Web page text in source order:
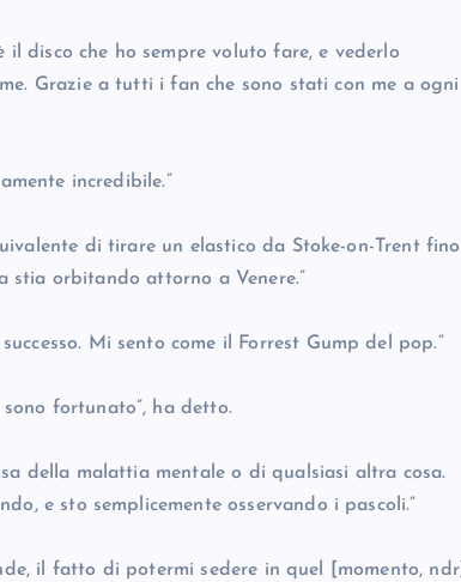
disco che ho sempre voluto fare, e vederlo
Grazie a tutti i fan che sono stati con me a ogni
incredibile.”
di tirare un elastico da Stoke-on-Trent fino
stia orbitando attorno a Venere.”
Mi sento come il Forrest Gump del pop.”
fortunato”, ha detto.
della malattia mentale o di qualsiasi altra cosa.
e sto semplicemente osservando i pascoli.”
il fatto di potermi sedere in quel [momento, ndr]